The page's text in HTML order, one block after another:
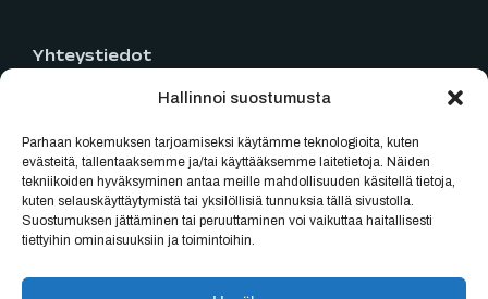
Hallinnoi suostumusta
Parhaan kokemuksen tarjoamiseksi käytämme teknologioita, kuten
evästeitä, tallentaaksemme ja/tai käyttääksemme laitetietoja. Näiden
tekniikoiden hyväksyminen antaa meille mahdollisuuden käsitellä tietoja,
kuten selauskäyttäytymistä tai yksilöllisiä tunnuksia tällä sivustolla.
Suostumuksen jättäminen tai peruuttaminen voi vaikuttaa haitallisesti
tiettyihin ominaisuuksiin ja toimintoihin.
Yhteystiedot
040 777 2819
myynti@oulubikes.fi
Arkisin: 10:00-18:00